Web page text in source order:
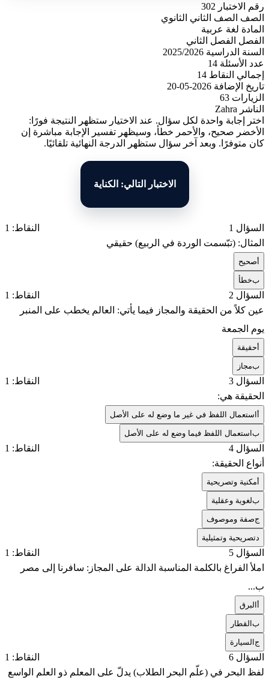
رقم الاختبار 302
الصف
الصف الثاني الثانوي
المادة لغة عربية
الفصل
الفصل الثاني
السنة الدراسية 2025/2026
عدد الأسئلة 14
إجمالي النقاط 14
تاريخ الإضافة 2026-05-20
الزيارات 63
الناشر Zahra
اختر إجابة واحدة لكل سؤال. عند الاختيار ستظهر النتيجة فورًا:
الأخضر صحيح، والأحمر خطأ، وسيظهر تفسير الإجابة مباشرة إن
كان متوفرًا. وبعد آخر سؤال ستظهر الدرجة النهائية تلقائيًا.
الاختبار التالي: الكناية
السؤال 1
النقاط: 1
المثال: (تبّسمت الوردة في الربيع) حقيقي
صحيح
بخطأ
السؤال 2
النقاط: 1
عين كلاً من الحقيقة والمجاز فيما يأتي: العالم يخطب على المنبر
يوم الجمعة
حقيقة
بمجاز
السؤال 3
النقاط: 1
الحقيقة هي:
استعمال اللفظ في غير ما وضع له على الأصل
باستعمال اللفظ فيما وضع له على الأصل
السؤال 4
النقاط: 1
أنواع الحقيقة:
مكنية وتصريحية
بلغوية وعقلية
جصفة وموصوف
تصريحية وتمثيلية
السؤال 5
النقاط: 1
املأ الفراغ بالكلمة المناسبة الدالة على المجاز: سافرنا إلى مصر
ب...
البرق
بالقطار
جالسيارة
السؤال 6
النقاط: 1
لفظ البحر في (علّم البحر الطلاب) يدلّ على المعلم ذو العلم الواسع